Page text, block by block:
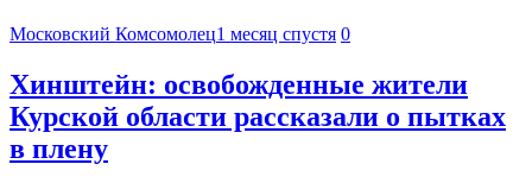
Московский Комсомолец1 месяц спустя 0
Хинштейн: освобожденные жители
Курской области рассказали о пытках
в плену